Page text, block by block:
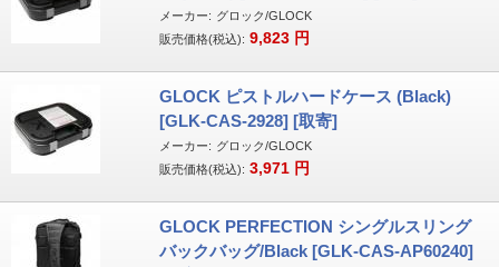
メーカー: グロック/GLOCK
販売価格(税込): 9,823 円
GLOCK ピストルハードケース (Black)
[GLK-CAS-2928] [取寄]
メーカー: グロック/GLOCK
販売価格(税込): 3,971 円
GLOCK PERFECTION シングルスリング
バックバッグ/Black [GLK-CAS-AP60240]